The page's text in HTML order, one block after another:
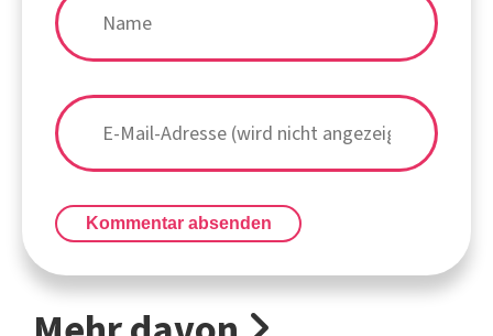
Kommentar absenden